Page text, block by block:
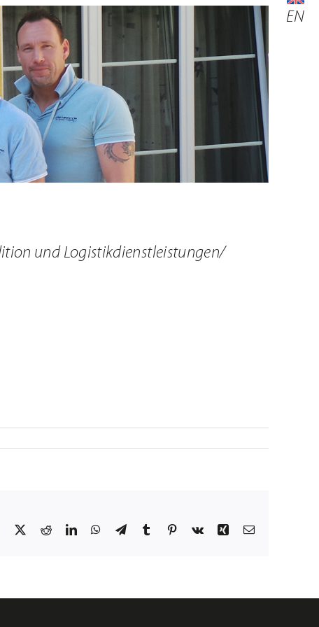
EN
und Logistikdienstleistungen/
Facebook RedditLinkedInWhatsApp
TelegramTumblrPinterest
Vk XingE-